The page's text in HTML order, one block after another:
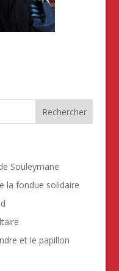
Souleymane
la fondue solidaire
et le papillon